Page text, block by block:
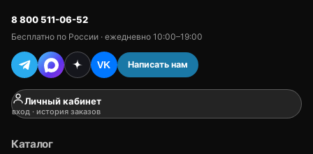
8 800 511-06-52
Бесплатно по России · ежедневно 10:00–19:00
VK Написать нам
Личный кабинет
вход · история заказов
Каталог